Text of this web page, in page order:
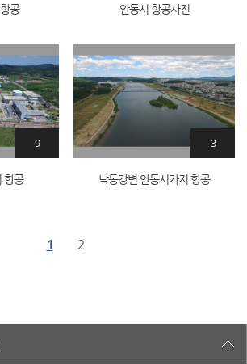
공 안동시 항공사진
항공
9
낙동강변 안동시가지 항공
3
1 2